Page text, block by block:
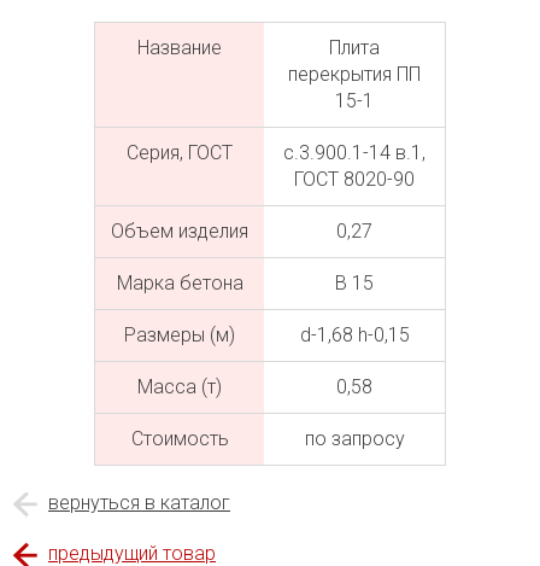
Название
Плита
перекрытия ПП
15-1
Серия, ГОСТ
с.3.900.1-14 в.1,
ГОСТ 8020-90
Объем изделия 0,27
Марка бетона В 15
Размеры (м) d-1,68 h-0,15
Масса (т) 0,58
Cтоимость по запросу
вернуться в каталог
предыдущий товар